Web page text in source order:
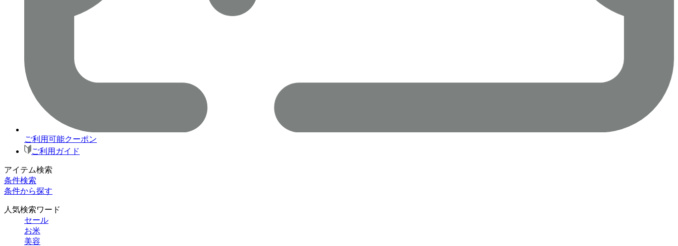
ご利用可能クーポン
ご利用ガイド
アイテム検索
条件検索
条件から探す
人気検索ワード
セール
お米
美容